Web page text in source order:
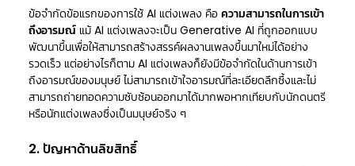
ข้อจำกัดข้อแรกของการใช้ AI แต่งเพลง คือ ความสามารถในการเข้า
ถึงอารมณ์ แม้ AI แต่งเพลงจะเป็น Generative AI ที่ถูกออกแบบ
พัฒนาขึ้นเพื่อให้สามารถสร้างสรรค์ผลงานเพลงขึ้นมาใหม่ได้อย่าง
รวดเร็ว แต่อย่างไรก็ตาม AI แต่งเพลงก็ยังมีข้อจำกัดในด้านการเข้า
ถึงอารมณ์ของมนุษย์ ไม่สามารถเข้าใจอารมณ์ที่ละเอียดลึกซึ้งและไม่
สามารถถ่ายทอดความซับซ้อนออกมาได้มากพอหากเทียบกับนักดนตรี
หรือนักแต่งเพลงซึ่งเป็นมนุษย์จริง ๆ
2. ปัญหาด้านลิขสิทธิ์